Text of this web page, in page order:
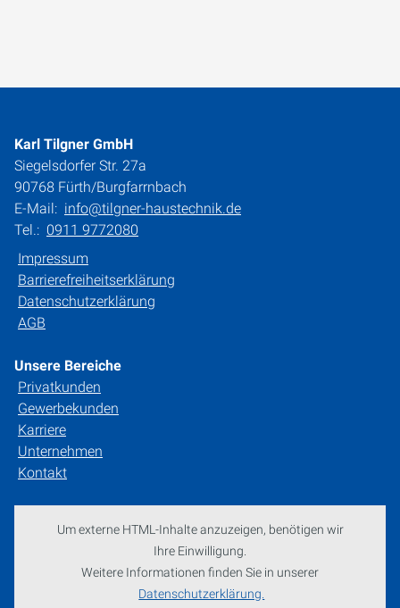
Karl Tilgner GmbH
Siegelsdorfer Str. 27a
90768 Fürth/Burgfarrnbach
E-Mail: info@tilgner-haustechnik.de
Tel.: 0911 9772080
Impressum
Barrierefreiheitserklärung
Datenschutzerklärung
AGB
Unsere Bereiche
Privatkunden
Gewerbekunden
Karriere
Unternehmen
Kontakt
Um externe HTML-Inhalte anzuzeigen, benötigen wir
Ihre Einwilligung.
Weitere Informationen finden Sie in unserer
Datenschutzerklärung.